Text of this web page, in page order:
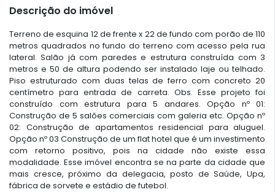
Descrição do imóvel
Terreno de esquina 12 de frente x 22 de fundo com porão de 110
metros quadrados no fundo do terreno com acesso pela rua
lateral. Salão já com paredes e estrutura construída com 3
metros e 50 de altura podendo ser instalado laje ou telhado.
Piso estruturado com duas telas de ferro com concreto 20
centímetro para entrada de carreta. Obs. Esse projeto foi
construído com estrutura para 5 andares. Opção nº 01:
Construção de 5 salões comerciais com galeria etc. Opção nº
02: Construção de apartamentos residencial para aluguel.
Opção nº 03 Construção de um flat hotel que é um investimento
com retorno positivo, pois na cidade não existe essa
modalidade. Esse imóvel encontra se na parte da cidade que
mais cresce, próximo da delegacia, posto de Saúde, Upa,
fábrica de sorvete e estádio de futebol.